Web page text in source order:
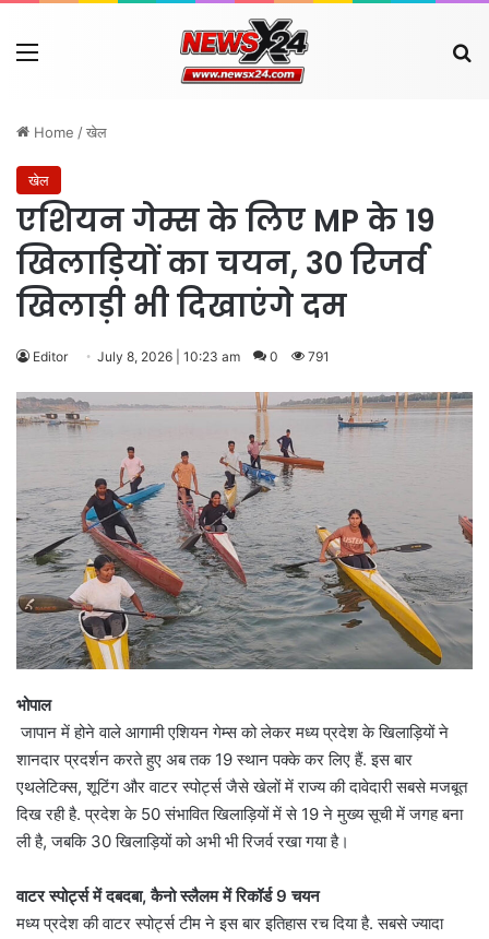
Menu
Home /खेल
खेल
एशियन गेम्स के लिए MP के 19
खिलाड़ियों का चयन, 30 रिजर्व
खिलाड़ी भी दिखाएंगे दम
Editor July 8, 2026 | 10:23 am 0 791
भोपाल
जापान में होने वाले आगामी एशियन गेम्स को लेकर मध्य प्रदेश के खिलाड़ियों ने
शानदार प्रदर्शन करते हुए अब तक 19 स्थान पक्के कर लिए हैं. इस बार
एथलेटिक्स, शूटिंग और वाटर स्पोर्ट्स जैसे खेलों में राज्य की दावेदारी सबसे मजबूत
दिख रही है. प्रदेश के 50 संभावित खिलाड़ियों में से 19 ने मुख्य सूची में जगह बना
ली है, जबकि 30 खिलाड़ियों को अभी भी रिजर्व रखा गया है।
वाटर स्पोर्ट्स में दबदबा, कैनो स्लैलम में रिकॉर्ड 9 चयन
मध्य प्रदेश की वाटर स्पोर्ट्स टीम ने इस बार इतिहास रच दिया है. सबसे ज्यादा